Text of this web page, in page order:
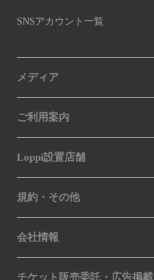
SNSアカウント一覧
メディア
ご利用案内
Loppi設置店舗
規約・その他
会社情報
チケット販売委託・広告掲載